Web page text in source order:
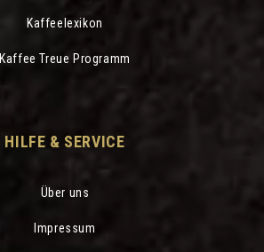
Kaffeelexikon
Kaffee Treue Programm
HILFE & SERVICE
Über uns
Impressum